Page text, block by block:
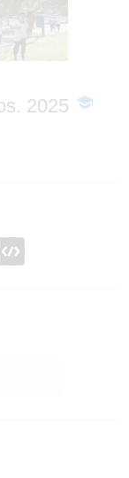
2025
-